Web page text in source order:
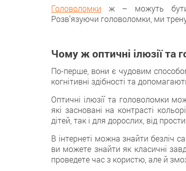
Головоломки ж – можуть бути
Розв’язуючи головоломки, ми
Чому ж оптичні ілюзії та
По-перше, вони є чудовим
когнітивні здібності та
Оптичні ілюзії та головоломки
які засновані на контрасті
дітей, так і для дорослих, від
В інтернеті можна знайти безліч
ви можете знайти як класичні
проведете час з користю, але й